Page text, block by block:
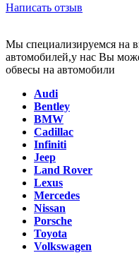
Написать отзыв
Мы специализируемся на
автомобилей,у нас Вы
обвесы на автомобили
Audi
Bentley
BMW
Cadillac
Infiniti
Jeep
Land Rover
Lexus
Mercedes
Nissan
Porsche
Toyota
Volkswagen